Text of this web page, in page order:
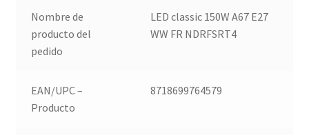
Nombre de
producto del
pedido
LED classic 150W A67 E27
WW FR NDRFSRT4
EAN/UPC –
Producto
8718699764579